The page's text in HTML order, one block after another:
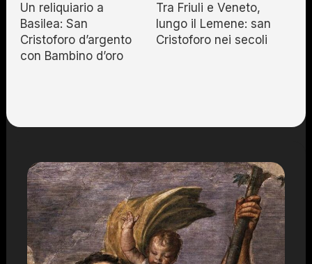
Un reliquiario a
Basilea: San
Cristoforo d’argento
con Bambino d’oro
Tra Friuli e Veneto,
lungo il Lemene: san
Cristoforo nei secoli